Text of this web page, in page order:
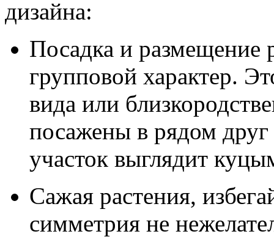
дизайна:
Посадка и размещение
групповой характер.
вида или
посажены в рядом
участок выглядит
Сажая растения,
симметрия не